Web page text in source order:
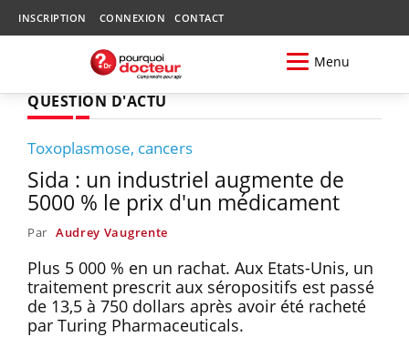
INSCRIPTION CONNEXION CONTACT
Menu
QUESTION D'ACTU
Toxoplasmose, cancers
Sida : un industriel augmente de
5000 % le prix d'un médicament
Par Audrey Vaugrente
Plus 5 000 % en un rachat. Aux Etats-Unis, un
traitement prescrit aux séropositifs est passé
de 13,5 à 750 dollars après avoir été racheté
par Turing Pharmaceuticals.